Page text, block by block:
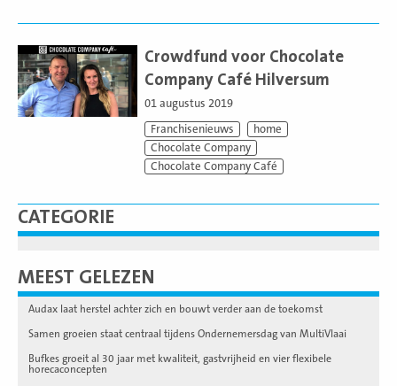
CATEGORIE
MEEST GELEZEN
Audax laat herstel achter zich en bouwt verder aan de toekomst
Samen groeien staat centraal tijdens Ondernemersdag van MultiVlaai
Bufkes groeit al 30 jaar met kwaliteit, gastvrijheid en vier flexibele
horecaconcepten
meer
Crowdfund voor Chocolate
Company Café Hilversum
01 augustus 2019
Franchisenieuws
home
Chocolate Company
Chocolate Company Café